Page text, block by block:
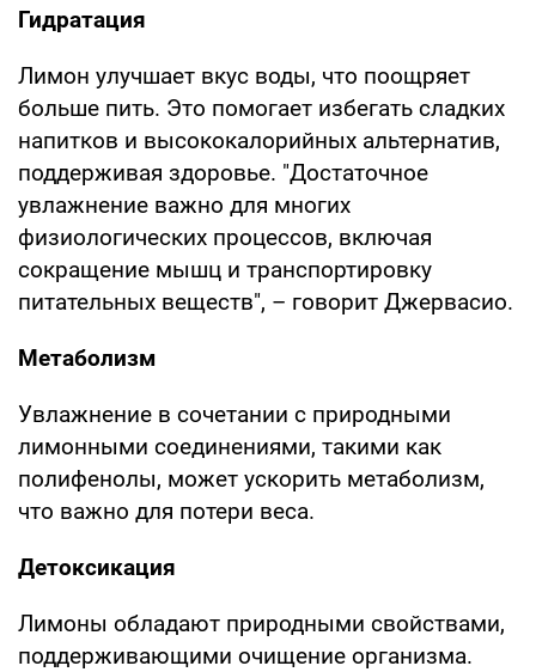
Гидратация
Лимон улучшает вкус воды, что поощряет
больше пить. Это помогает избегать сладких
напитков и высококалорийных альтернатив,
поддерживая здоровье. "Достаточное
увлажнение важно для многих
физиологических процессов, включая
сокращение мышц и транспортировку
питательных веществ", – говорит Джервасио.
Метаболизм
Увлажнение в сочетании с природными
лимонными соединениями, такими как
полифенолы, может ускорить метаболизм,
что важно для потери веса.
Детоксикация
Лимоны обладают природными свойствами,
поддерживающими очищение организма.